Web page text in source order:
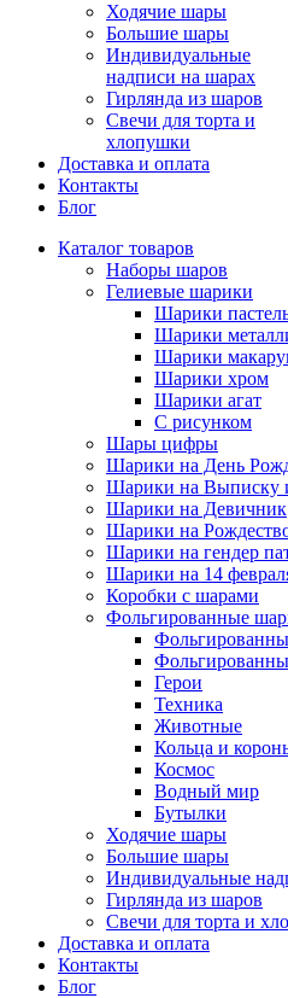
Ходячие шары
Большие шары
Индивидуальные
надписи на шарах
Гирлянда из шаров
Свечи для торта и
хлопушки
Доставка и оплата
Контакты
Блог
Каталог товаров
Наборы шаров
Гелиевые шарики
Шарики
Шарики
Шарики
Шарики хром
Шарики агат
С рисунком
Шары цифры
Шарики на День
Шарики на Выписку
Шарики на Девичник
Шарики на
Шарики на гендер
Шарики на 14
Коробки с шарами
Фольгированные
Герои
Техника
Животные
Кольца и
Космос
Водный мир
Бутылки
Ходячие шары
Большие шары
Индивидуальные
Гирлянда из шаров
Свечи для торта и
Доставка и оплата
Контакты
Блог